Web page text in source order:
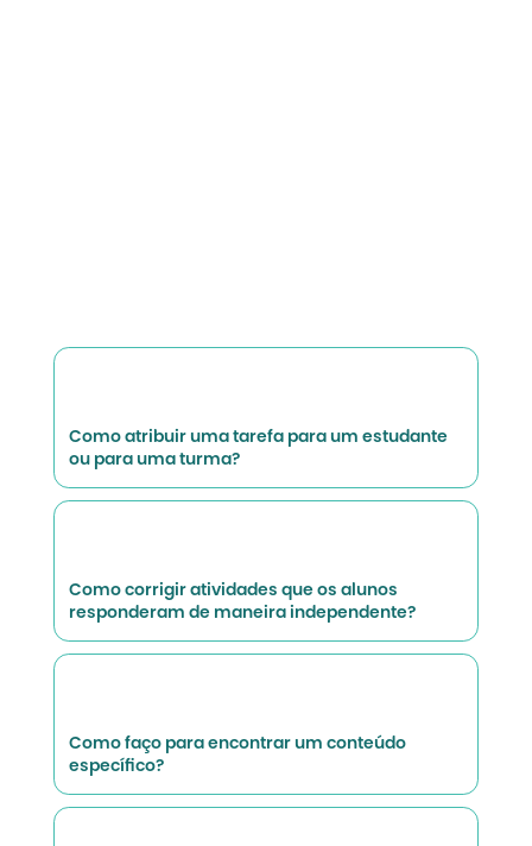
Como atribuir uma tarefa para um estudante
ou para uma turma?
Como corrigir atividades que os alunos
responderam de maneira independente?
Como faço para encontrar um conteúdo
específico?